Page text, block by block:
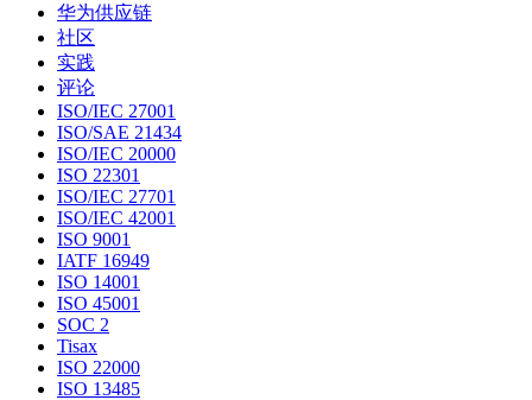
华为供应链
社区
实践
评论
ISO/IEC 27001
ISO/SAE 21434
ISO/IEC 20000
ISO 22301
ISO/IEC 27701
ISO/IEC 42001
ISO 9001
IATF 16949
ISO 14001
ISO 45001
SOC 2
Tisax
ISO 22000
ISO 13485